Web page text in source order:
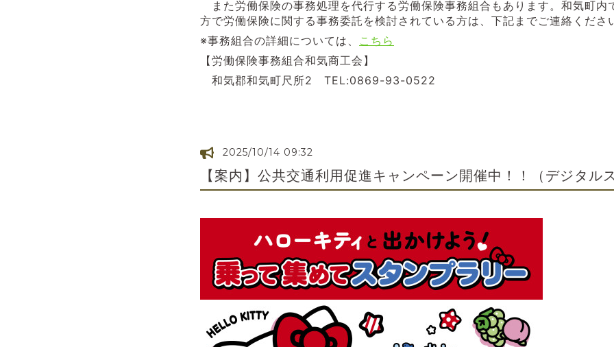
また労働保険の事務処理を代行する労働保険事務組合もあります。和気町内
方で労働保険に関する事務委託を検討されている方は、下記までご連絡くださ
※事務組合の詳細については、 こちら
【労働保険事務組合和気商工会】
和気郡和気町尺所2 TEL:0869-93-0522
2025/10/14 09:32
【案内】公共交通利用促進キャンペーン開催中！！（デジタル